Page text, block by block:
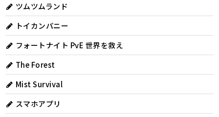
ツムツムランド
トイカンパニー
フォートナイト PvE 世界を救え
The Forest
Mist Survival
スマホアプリ